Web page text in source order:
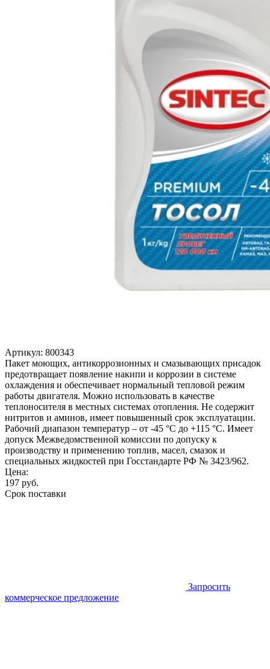
Артикул: 800343
Пакет моющих, антикоррозионных и смазывающих присадок
предотвращает появление накипи и коррозии в системе
охлаждения и обеспечивает нормальный тепловой режим
работы двигателя. Можно использовать в качестве
теплоносителя в местных системах отопления. Не содержит
нитритов и аминов, имеет повышенный срок эксплуатации.
Рабочий диапазон температур – от -45 °С до +115 °С. Имеет
допуск Межведомственной комиссии по допуску к
производству и применению топлив, масел, смазок и
специальных жидкостей при Госстандарте РФ № 3423/962.
Цена:
197 руб.
Срок поставки
Запросить
коммерческое предложение